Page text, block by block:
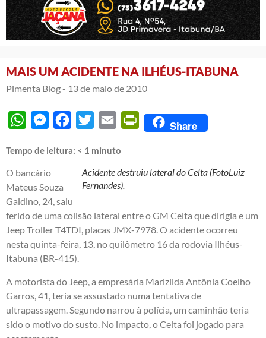
MAIS UM ACIDENTE NA ILHÉUS-ITABUNA
Pimenta Blog - 13 de maio de 2010
WhatsAppMessengerFacebook
Twitter Email PrintFriendly
Share
Tempo de leitura: < 1 minuto
Acidente destruiu lateral do Celta (FotoLuiz
Fernandes).
O bancário
Mateus Souza
Galdino, 24, saiu
ferido de uma colisão lateral entre o GM Celta que dirigia e um
Jeep Troller T4TDI, placas JMX-7978. O acidente ocorreu
nesta quinta-feira, 13, no quilômetro 16 da rodovia Ilhéus-
Itabuna (BR-415).
A motorista do Jeep, a empresária Marizilda Antônia Coelho
Garros, 41, teria se assustado numa tentativa de
ultrapassagem. Segundo narrou à polícia, um caminhão teria
sido o motivo do susto. No impacto, o Celta foi jogado para